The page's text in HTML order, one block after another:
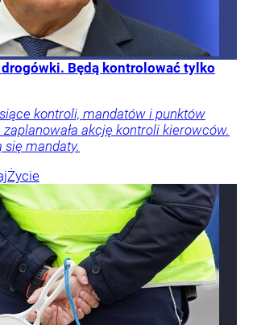
drogówki. Będą kontrolować tylko
kontroli, mandatów i punktów
akcję kontroli kierowców.
się mandaty.
Życie